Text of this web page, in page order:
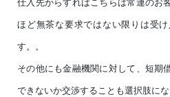
ほど無茶な要求ではない限りは受
す。。
その他にも金融機関に対して、短期
できないか交渉することも選択肢にな